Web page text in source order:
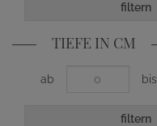
filtern
TIEFE IN CM
ab bis
filtern